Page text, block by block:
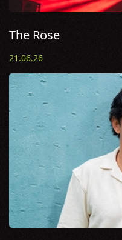
The Rose
21.06.26